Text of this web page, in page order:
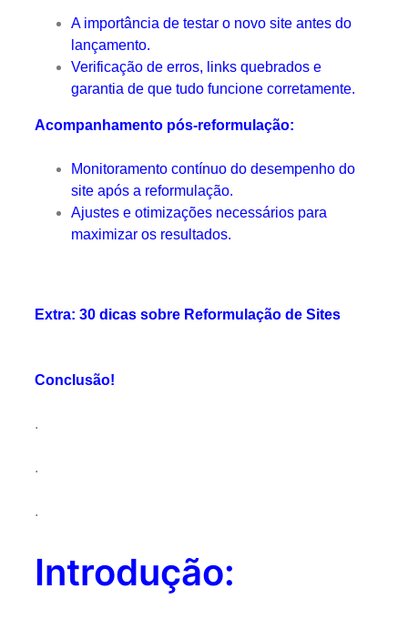
A importância de testar o novo site antes do
lançamento.
Verificação de erros, links quebrados e
garantia de que tudo funcione corretamente.
Acompanhamento pós-reformulação:
Monitoramento contínuo do desempenho do
site após a reformulação.
Ajustes e otimizações necessários para
maximizar os resultados.
Extra: 30 dicas sobre Reformulação de Sites
Conclusão!
.
.
.
Introdução: